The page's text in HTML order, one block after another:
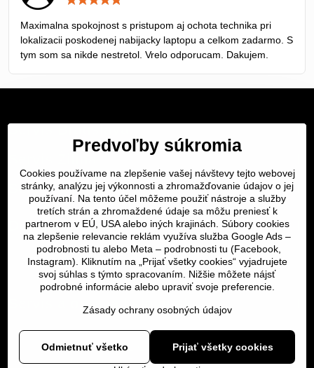
5
Maximalna spokojnost s pristupom aj ochota technika pri
lokalizacii poskodenej nabijacky laptopu a celkom zadarmo. S
tym som sa nikde nestretol. Vrelo odporucam. Dakujem.
Servis Bratislava
Servis Košice
Dôležité odkazy
SERVIS KURIÉROM
Servis a oprava | slovit.sk
©
Copyright
Predvoľby súkromiaZásady ochrany osobných údajov
Predvoľby súkromia
Cookies používame na zlepšenie vašej návštevy tejto webovej
stránky, analýzu jej výkonnosti a zhromažďovanie údajov o jej
používaní. Na tento účel môžeme použiť nástroje a služby
tretích strán a zhromaždené údaje sa môžu preniesť k
partnerom v EÚ, USA alebo iných krajinách. Súbory cookies
na zlepšenie relevancie reklám využíva služba Google Ads –
podrobnosti tu alebo Meta – podrobnosti tu (Facebook,
Instagram). Kliknutím na „Prijať všetky cookies“ vyjadrujete
svoj súhlas s týmto spracovaním. Nižšie môžete nájsť
podrobné informácie alebo upraviť svoje preferencie.
Zásady ochrany osobných údajov
Prijať všetky cookies
Odmietnuť všetko